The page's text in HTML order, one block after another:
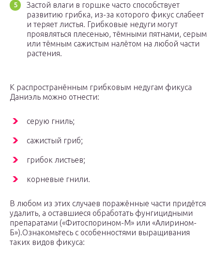
Застой влаги в горшке часто способствует
развитию грибка, из-за которого фикус слабеет
и теряет листья. Грибковые недуги могут
проявляться плесенью, тёмными пятнами, серым
или тёмным сажистым налётом на любой части
растения.
К распространённым грибковым недугам фикуса
Даниэль можно отнести:
серую гниль;
сажистый гриб;
грибок листьев;
корневые гнили.
В любом из этих случаев поражённые части придётся
удалить, а оставшиеся обработать фунгицидными
препаратами («Фитоспорином-М» или «Алирином-
Б»).Ознакомьтесь с особенностями выращивания
таких видов фикуса: